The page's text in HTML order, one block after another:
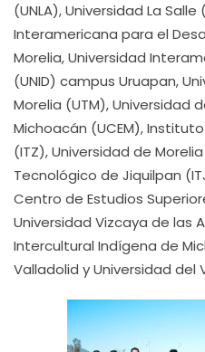
(UNLA), Universidad La Salle
Interamericana para el
Morelia, Universidad
(UNID) campus Uruapan,
Morelia (UTM), Universidad
Michoacán (UCEM),
(ITZ), Universidad de
Tecnológico de Jiquilpan
Centro de Estudios
Universidad Vizcaya de las
Intercultural Indígena de
Valladolid y Universidad del